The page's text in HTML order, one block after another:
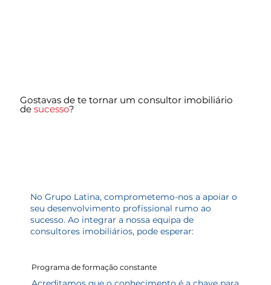
Gostavas de te tornar um consultor imobiliário
desucesso?
No Grupo Latina, comprometemo-nos a apoiar o
seu desenvolvimento profissional rumo ao
sucesso. Ao integrar a nossa equipa de
consultores imobiliários, pode esperar:
Programa de formação constante